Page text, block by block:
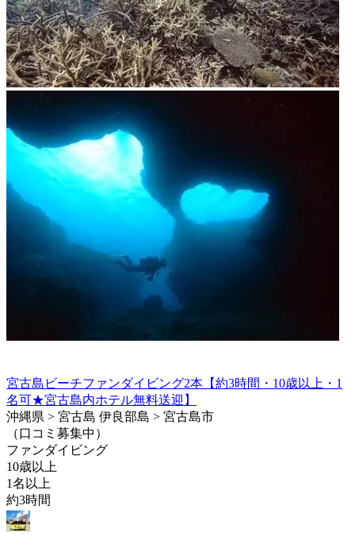
宮古島ビーチファンダイビング2本【約3時間・10歳以上・1
名可★宮古島内ホテル無料送迎】
沖縄県 > 宮古島 伊良部島 > 宮古島市
（口コミ募集中）
ファンダイビング
10歳以上
1名以上
約3時間